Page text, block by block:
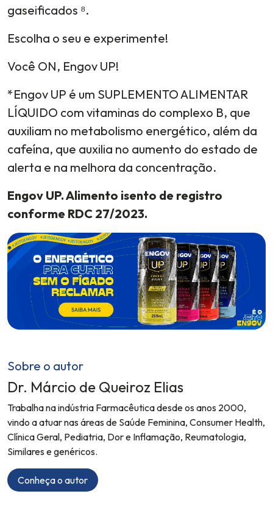
gaseificados ⁸.
Escolha o seu e experimente!
Você ON, Engov UP!
*Engov UP é um SUPLEMENTO ALIMENTAR
LÍQUIDO com vitaminas do complexo B, que
auxiliam no metabolismo energético, além da
cafeína, que auxilia no aumento do estado de
alerta e na melhora da concentração.
Engov UP. Alimento isento de registro
conforme RDC 27/2023.
Sobre o autor
Dr. Márcio de Queiroz Elias
Trabalha na indústria Farmacêutica desde os anos 2000,
vindo a atuar nas áreas de Saúde Feminina, Consumer Health,
Clínica Geral, Pediatria, Dor e Inflamação, Reumatologia,
Similares e genéricos.
Conheça o autor